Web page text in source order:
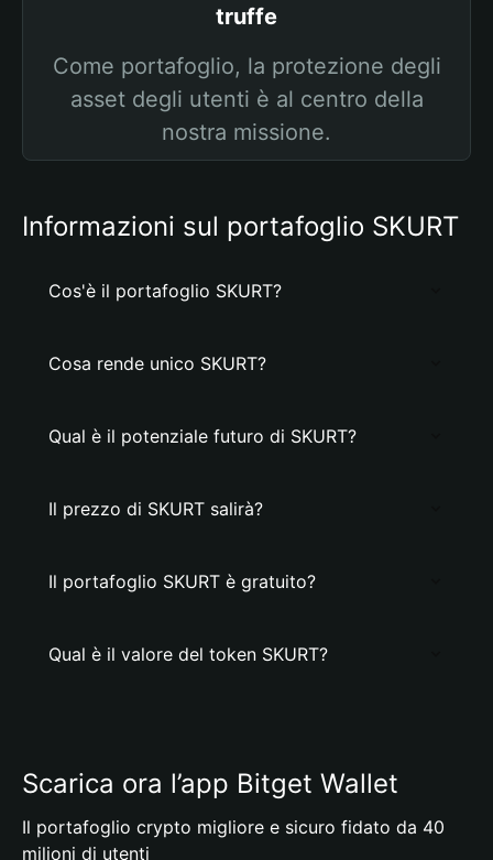
truffe
Come portafoglio, la protezione degli
asset degli utenti è al centro della
nostra missione.
Informazioni sul portafoglio SKURT
Cos'è il portafoglio SKURT?
Cosa rende unico SKURT?
Qual è il potenziale futuro di SKURT?
Il prezzo di SKURT salirà?
Il portafoglio SKURT è gratuito?
Qual è il valore del token SKURT?
Scarica ora l’app Bitget Wallet
Il portafoglio crypto migliore e sicuro fidato da 40
milioni di utenti